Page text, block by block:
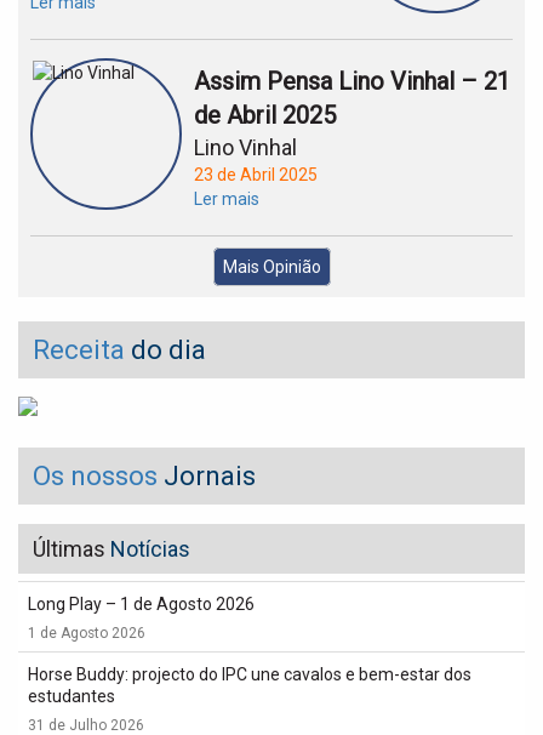
Assim Pensa Lino Vinhal – 21
de Abril 2025
Lino Vinhal
23 de Abril 2025
Ler mais
Mais Opinião
Receita do dia
Os nossos Jornais
Últimas Notícias
Long Play – 1 de Agosto 2026
1 de Agosto 2026
Horse Buddy: projecto do IPC une cavalos e bem-estar dos
estudantes
31 de Julho 2026